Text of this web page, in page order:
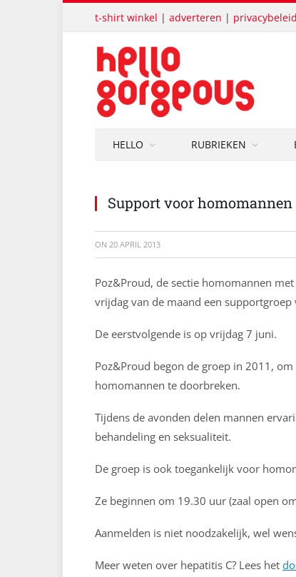
t-shirt winkel | adverteren | privacybeleid
HELLO RUBRIEKEN
Support voor
ON 20 APRIL 2013
Poz&Proud, de sectie homomannen
vrijdag van de maand een
De eerstvolgende is op vrijdag 7 juni.
Poz&Proud begon de groep in 2011,
homomannen te doorbreken.
Tijdens de avonden delen mannen
behandeling en seksualiteit.
De groep is ook toegankelijk voor
Ze beginnen om 19.30 uur (zaal open
Aanmelden is niet noodzakelijk, wel
Meer weten over hepatitis C? Lees het